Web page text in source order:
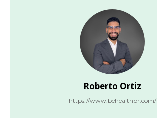
Roberto Ortiz
https://www.behealthpr.com/